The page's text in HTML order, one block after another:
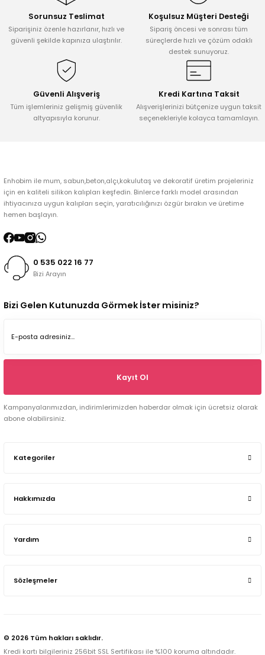
Ürün resmi kalitesiz, bozuk veya görüntülenemiyor.
Ürün açıklamasında eksik bilgiler bulunuyor.
Ürün fiyatı diğer sitelerden daha pahalı.
Bu ürüne benzer farklı alternatifler olmalı.
Sorunsuz Teslimat
Siparişiniz özenle hazırlanır, hızlı ve
güvenli şekilde kapınıza ulaştırılır.
Koşulsuz Müşteri Desteği
Sipariş öncesi ve sonrası tüm
süreçlerde hızlı ve çözüm odaklı
destek sunuyoruz.
Güvenli Alışveriş
Tüm işlemleriniz gelişmiş güvenlik
altyapısıyla korunur.
Kredi Kartına Taksit
Alışverişlerinizi bütçenize uygun taksit
seçenekleriyle kolayca tamamlayın.
Enhobim ile mum, sabun,beton,alçı,kokulutaş ve dekoratif üretim projeleriniz
için en kaliteli silikon kalıpları keşfedin. Binlerce farklı model arasından
ihtiyacınıza uygun kalıpları seçin, yaratıcılığınızı özgür bırakın ve üretime
hemen başlayın.
0 535 022 16 77
Bizi Arayın
Kategoriler
Hakkımızda
Yardım
Sözleşmeler
Bizi Gelen Kutunuzda Görmek İster misiniz?
Kayıt Ol
Kampanyalarımızdan, indirimlerimizden haberdar olmak için ücretsiz olarak
abone olabilirsiniz.
© 2026 Tüm hakları saklıdır.
Kredi kartı bilgileriniz 256bit SSL Sertifikası ile %100 koruma altındadır.